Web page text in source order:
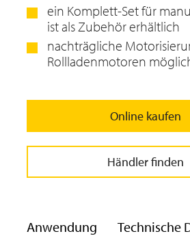
ein Komplett-Set für
ist als Zubehör erhältlich
nachträgliche
Rollladenmotoren
Online kaufen
Händler finden
Anwendung
Technische